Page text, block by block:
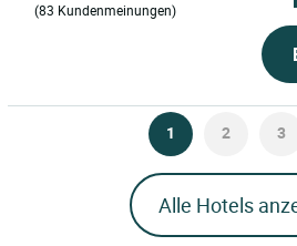
(83 Kundenmeinungen)
1 2 3
Alle Hotels